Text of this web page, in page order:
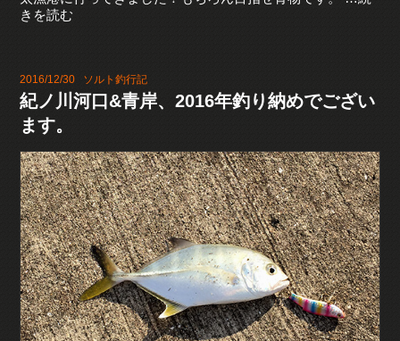
きを読む
2016/12/30 ソルト釣行記
紀ノ川河口&青岸、2016年釣り納めでござい
ます。